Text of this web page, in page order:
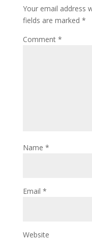
Your email address
fields are marked *
Comment *
Name *
Email *
Website